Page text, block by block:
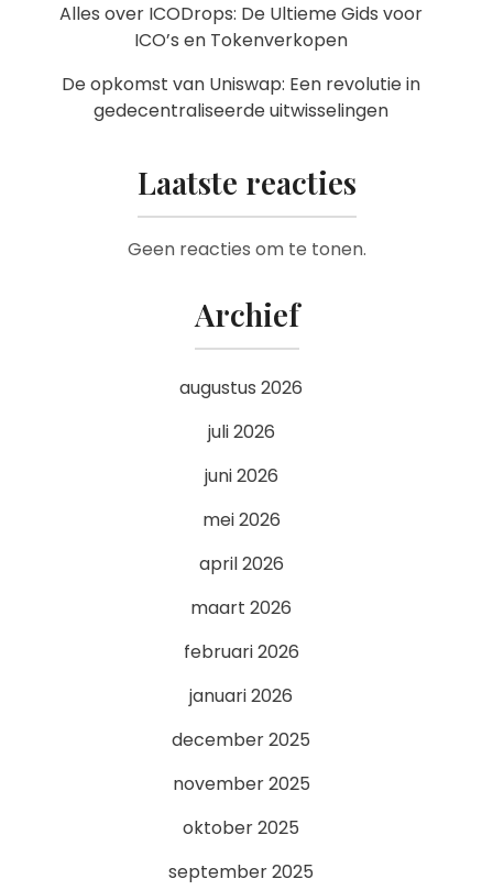
Alles over ICODrops: De Ultieme Gids voor
ICO’s en Tokenverkopen
De opkomst van Uniswap: Een revolutie in
gedecentraliseerde uitwisselingen
Laatste reacties
Geen reacties om te tonen.
Archief
augustus 2026
juli 2026
juni 2026
mei 2026
april 2026
maart 2026
februari 2026
januari 2026
december 2025
november 2025
oktober 2025
september 2025